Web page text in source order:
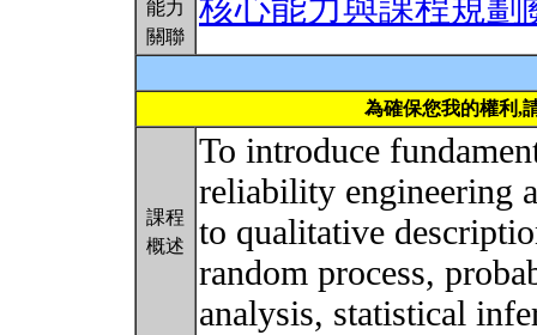
能力
關聯
核心能力與課程規劃
為確保您我的權利,
課程
概述
To introduce
reliability engineering
to qualitative
random process,
analysis, statistical